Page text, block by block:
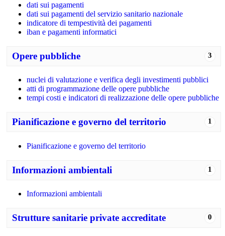
dati sui pagamenti
dati sui pagamenti del servizio sanitario nazionale
indicatore di tempestività dei pagamenti
iban e pagamenti informatici
3
Opere pubbliche
nuclei di valutazione e verifica degli investimenti pubblici
atti di programmazione delle opere pubbliche
tempi costi e indicatori di realizzazione delle opere pubbliche
1
Pianificazione e governo del territorio
Pianificazione e governo del territorio
1
Informazioni ambientali
Informazioni ambientali
0
Strutture sanitarie private accreditate